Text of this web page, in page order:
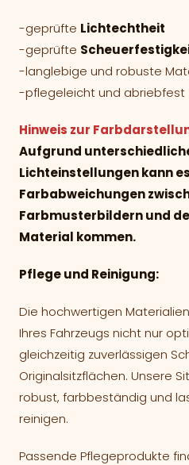
-geprüfte Lichtechtheit
-geprüfte
-langlebige und robuste
-pflegeleicht und abriebfest
Hinweis zur
Aufgrund
Lichteinstellungen kann
Farbabweichungen
Farbmusterbildern und
Material kommen.
Pflege und Reinigung:
Die hochwertigen
Ihres Fahrzeugs nicht nur
gleichzeitig zuverlässigen
Originalsitzflächen. Unsere
robust, farbbeständig und
reinigen.
Passende Pflegeprodukte